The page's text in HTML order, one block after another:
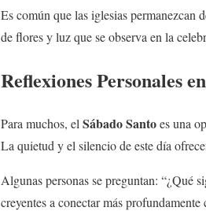
Es común que las iglesias permanezcan
de flores y luz que se observa en la
Reflexiones Personales
Para muchos, el Sábado Santoes una
La quietud y el silencio de este día
Algunas personas se preguntan: “¿Qué
creyentes a conectar más